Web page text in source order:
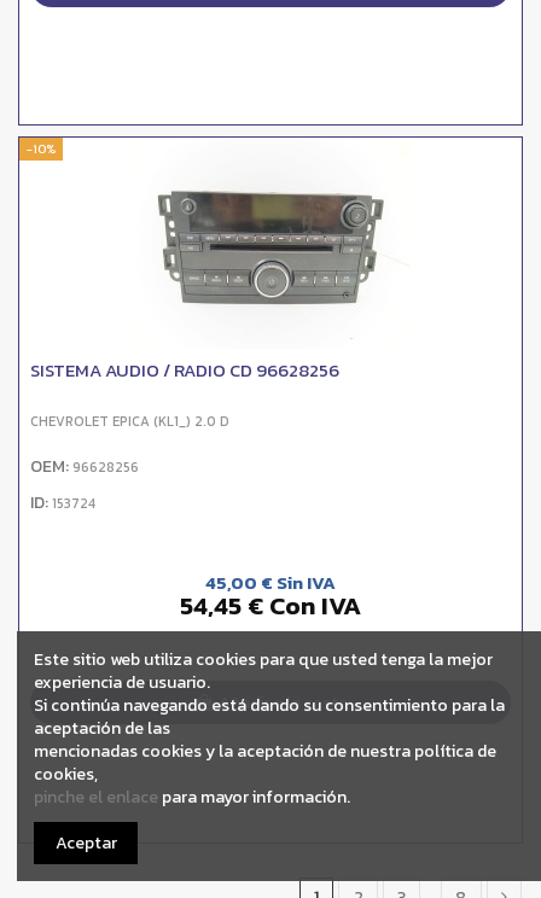
-10%
SISTEMA AUDIO / RADIO CD 96628256
CHEVROLET EPICA (KL1_) 2.0 D
OEM: 96628256
ID:153724
45,00 € Sin IVA
54,45 € Con IVA
Añadir a la cesta
Este sitio web utiliza cookies para que usted tenga la mejor
experiencia de usuario.
Si continúa navegando está dando su consentimiento para la
aceptación de las
mencionadas cookies y la aceptación de nuestra política de
cookies,
pinche el enlace para mayor información.
Aceptar